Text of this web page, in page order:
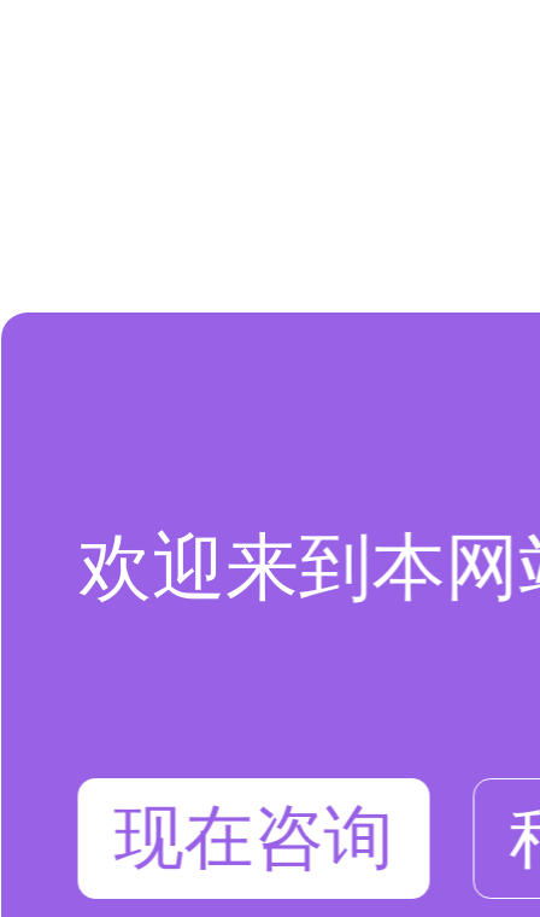
欢迎来到本
现在咨询